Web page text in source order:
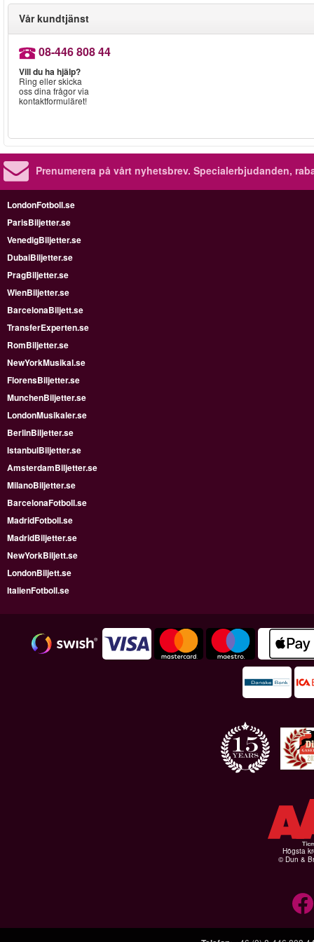
Vår kundtjänst
08-446 808 44
Vill du ha hjälp?
Ring eller skicka
oss dina frågor via
kontaktformuläret!
Prenumerera på vårt nyhetsbrev. Specialerbjudanden,
LondonFotboll.se
ParisBiljetter.se
VenedigBiljetter.se
DubaiBiljetter.se
PragBiljetter.se
WienBiljetter.se
BarcelonaBiljett.se
TransferExperten.se
RomBiljetter.se
NewYorkMusikal.se
FlorensBiljetter.se
MunchenBiljetter.se
LondonMusikaler.se
BerlinBiljetter.se
IstanbulBiljetter.se
AmsterdamBiljetter.se
MilanoBiljetter.se
BarcelonaFotboll.se
MadridFotboll.se
MadridBiljetter.se
NewYorkBiljett.se
LondonBiljett.se
ItalienFotboll.se
Högsta
© Dun &